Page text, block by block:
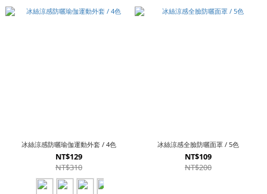
冰絲涼感防曬瑜伽運動外套 / 4色
NT$129
NT$310
冰絲涼感全臉防曬面罩 / 5色
NT$109
NT$200